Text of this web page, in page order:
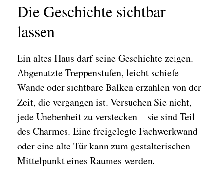
Die Geschichte sichtbar
lassen
Ein altes Haus darf seine Geschichte zeigen.
Abgenutzte Treppenstufen, leicht schiefe
Wände oder sichtbare Balken erzählen von der
Zeit, die vergangen ist. Versuchen Sie nicht,
jede Unebenheit zu verstecken – sie sind Teil
des Charmes. Eine freigelegte Fachwerkwand
oder eine alte Tür kann zum gestalterischen
Mittelpunkt eines Raumes werden.